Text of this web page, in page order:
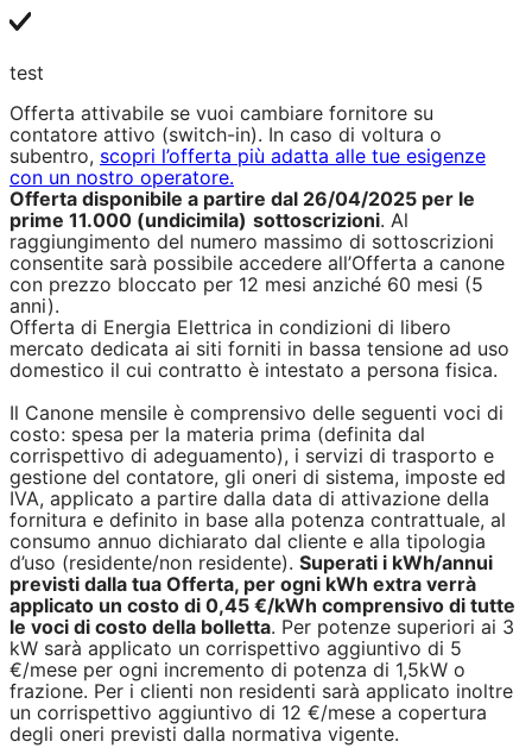
test
Offerta attivabile se vuoi cambiare fornitore su
contatore attivo (switch-in). In caso di voltura o
subentro, scopri l’offerta più adatta alle tue esigenze
con un nostro operatore.
Offerta disponibile a partire dal 26/04/2025 per le
prime 11.000 (undicimila) sottoscrizioni. Al
raggiungimento del numero massimo di sottoscrizioni
consentite sarà possibile accedere all’Offerta a canone
con prezzo bloccato per 12 mesi anziché 60 mesi (5
anni).
Offerta di Energia Elettrica in condizioni di libero
mercato dedicata ai siti forniti in bassa tensione ad uso
domestico il cui contratto è intestato a persona fisica.
Il Canone mensile è comprensivo delle seguenti voci di
costo: spesa per la materia prima (definita dal
corrispettivo di adeguamento), i servizi di trasporto e
gestione del contatore, gli oneri di sistema, imposte ed
IVA, applicato a partire dalla data di attivazione della
fornitura e definito in base alla potenza contrattuale, al
consumo annuo dichiarato dal cliente e alla tipologia
d’uso (residente/non residente). Superati i kWh/annui
previsti dalla tua Offerta, per ogni kWh extra verrà
applicato un costo di 0,45 €/kWh comprensivo di tutte
le voci di costo della bolletta. Per potenze superiori ai 3
kW sarà applicato un corrispettivo aggiuntivo di 5
€/mese per ogni incremento di potenza di 1,5kW o
frazione. Per i clienti non residenti sarà applicato inoltre
un corrispettivo aggiuntivo di 12 €/mese a copertura
degli oneri previsti dalla normativa vigente.